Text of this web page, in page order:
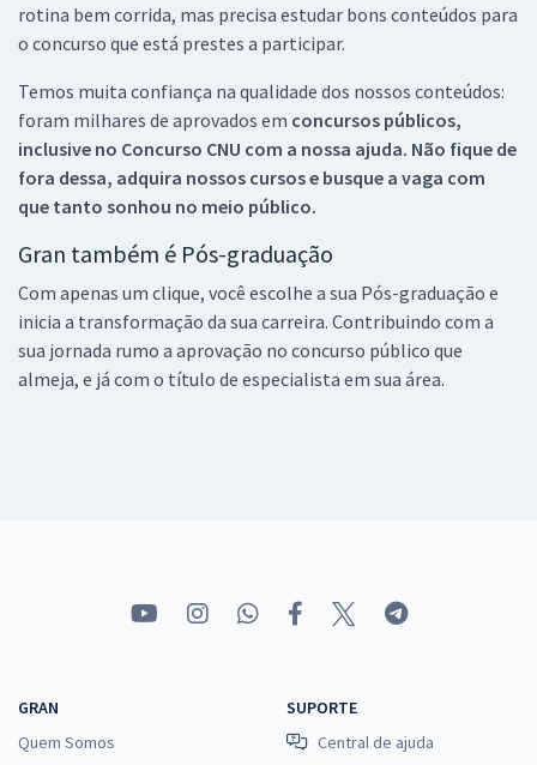
rotina bem corrida, mas precisa estudar bons conteúdos para
o concurso que está prestes a participar.
Temos muita confiança na qualidade dos nossos conteúdos:
foram milhares de aprovados em concursos públicos,
inclusive no Concurso CNU com a nossa ajuda. Não fique de
fora dessa, adquira nossos cursos e busque a vaga com
que tanto sonhou no meio público.
Gran também é Pós-graduação
Com apenas um clique, você escolhe a sua Pós-graduação e
inicia a transformação da sua carreira. Contribuindo com a
sua jornada rumo a aprovação no concurso público que
almeja, e já com o título de especialista em sua área.
GRAN
Quem Somos
SUPORTE
Central de ajuda